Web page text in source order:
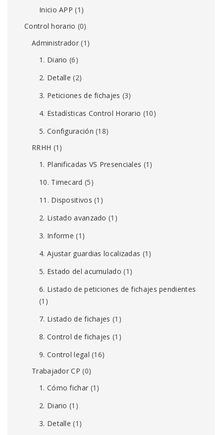
Inicio APP (1)
Control horario (0)
Administrador(1)
1. Diario (6)
2. Detalle (2)
3. Peticiones de fichajes (3)
4. Estadísticas Control Horario (10)
5. Configuración (18)
RRHH (1)
1. Planificadas VS Presenciales (1)
10. Timecard (5)
11. Dispositivos (1)
2. Listado avanzado (1)
3. Informe (1)
4. Ajustar guardias localizadas (1)
5. Estado del acumulado (1)
6. Listado de peticiones de fichajes pendientes
(1)
7. Listado de fichajes (1)
8. Control de fichajes (1)
9. Control legal (16)
Trabajador CP (0)
1. Cómo fichar (1)
2. Diario (1)
3. Detalle (1)